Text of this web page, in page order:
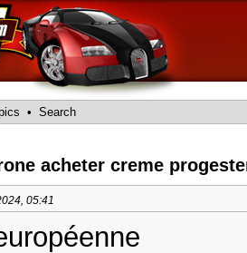
• Search
acheter creme
05:41